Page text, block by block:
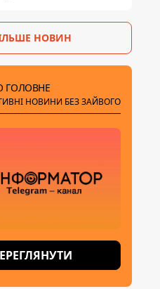
НОВИН
ГОЛОВНЕ
НОВИНИ БЕЗ ЗАЙВОГО